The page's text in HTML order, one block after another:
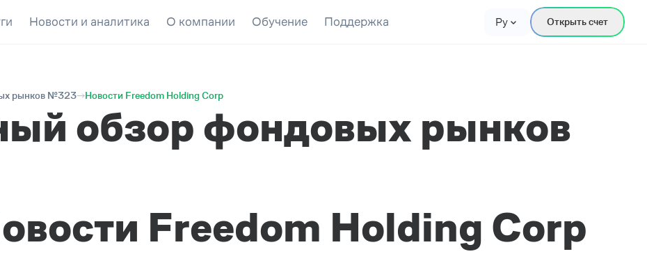
Новости и аналитика О компании Обучение Поддержка Ру Открыть счет
рынков №323 Новости Freedom Holding Corp
обзор фондовых рынков
Freedom Holding Corp